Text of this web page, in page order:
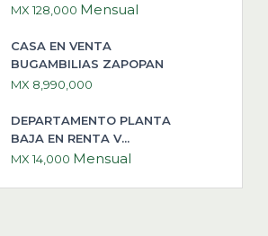
MX 128,000 Mensual
CASA EN VENTA
BUGAMBILIAS ZAPOPAN
MX 8,990,000
DEPARTAMENTO PLANTA
BAJA EN RENTA V...
MX 14,000 Mensual